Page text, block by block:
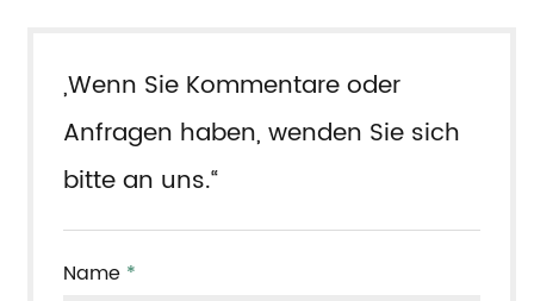
„Wenn Sie Kommentare oder
Anfragen haben, wenden Sie sich
bitte an uns.“
Name *